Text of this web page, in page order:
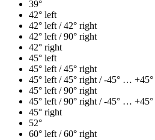
39°
42° left
42° left / 42° right
42° left / 90° right
42° right
45° left
45° left / 45° right
45° left / 45° right / -45° … +45°
45° left / 90° right
45° left / 90° right / -45° … +45°
45° right
52°
60° left / 60° right